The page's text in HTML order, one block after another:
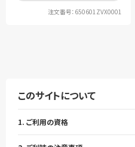
注文番号：650601ZVX0001
このサイトについて
1. ご利用の資格